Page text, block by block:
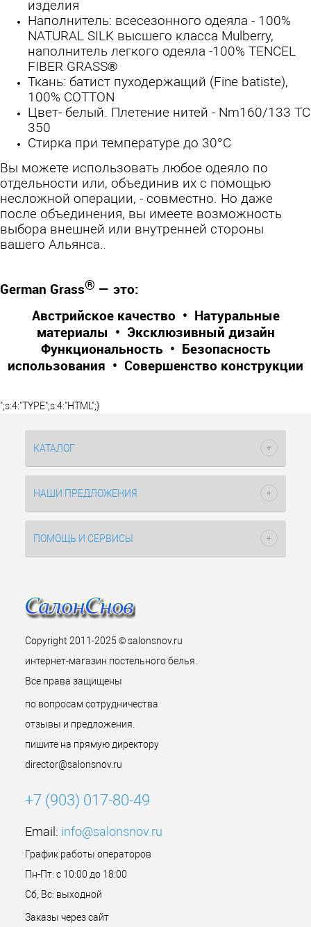
изделия
Наполнитель: всесезонного одеяла - 100%
NATURAL SILK высшего класса Mulberry,
наполнитель легкого одеяла -100% TENCEL
FIBER GRASS®
Ткань: батист пуходержащий (Fine batiste),
100% COTTON
Цвет- белый. Плетение нитей - Nm160/133 TC
350
Стирка при температуре до 30°С
Вы можете использовать любое одеяло по
отдельности или, объединив их с помощью
несложной операции, - совместно. Но даже
после объединения, вы имеете возможность
выбора внешней или внутренней стороны
вашего Альянса.
German Grass® — это:
Австрийское качество • Натуральные
материалы • Эксклюзивный дизайн
Функциональность • Безопасность
использования • Совершенство конструкции
";s:4:"TYPE";s:4:"HTML";}
КАТАЛОГ
НАШИ ПРЕДЛОЖЕНИЯ
ПОМОЩЬ И СЕРВИСЫ
Copyright 2011-2025 © salonsnov.ru
интернет-магазин постельного белья.
Все права защищены
по вопросам сотрудничества
отзывы и предложения.
пишите на прямую директору
director@salonsnov.ru
+7 (903) 017-80-49
Email: info@salonsnov.ru
График работы операторов
Пн-Пт: с 10:00 до 18:00
Сб, Вс: выходной
Заказы через сайт